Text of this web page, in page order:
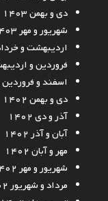
دی و بهمن ۱۴۰۳
شهریور و مهر ۱۴۰۳
اردیبهشت و خرداد
فروردین و اردیبهشت
اسفند و فروردین ۱۴۰۲
دی و بهمن ۱۴۰۲
آذر و دی ۱۴۰۲
آبان و آذر ۱۴۰۲
مهر و آبان ۱۴۰۲
شهریور و مهر ۱۴۰۲
مرداد و شهریور ۱۴۰۲